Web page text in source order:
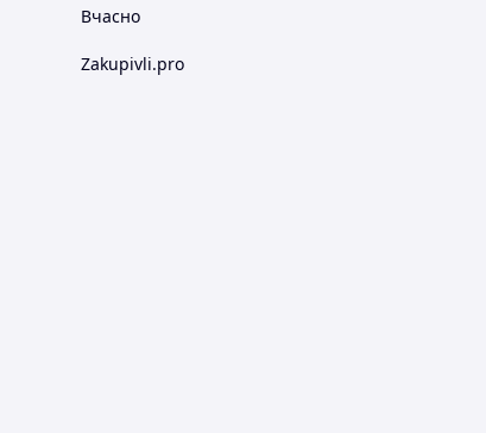
Вчасно
Zakupivli.pro